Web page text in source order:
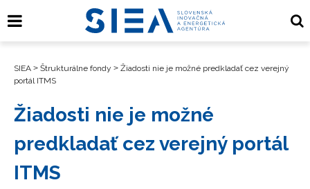
SIEA > Štrukturálne fondy > Žiadosti nie je možné predkladať cez verejný
portál ITMS
Žiadosti nie je možné
predkladať cez verejný portál
ITMS